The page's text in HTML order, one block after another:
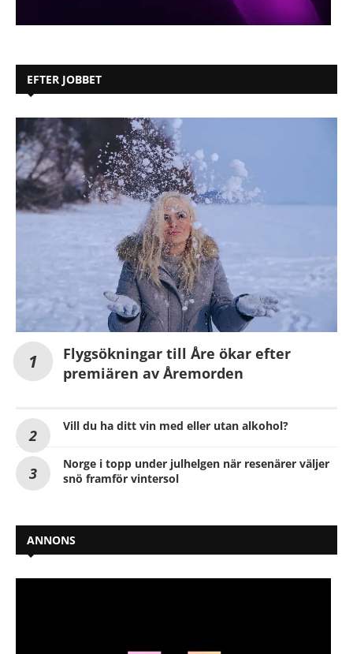
EFTER JOBBET
Flygsökningar till Åre ökar efter
premiären av Åremorden
Vill du ha ditt vin med eller utan alkohol?
Norge i topp under julhelgen när resenärer väljer
snö framför vintersol
ANNONS